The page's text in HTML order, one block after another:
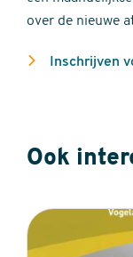
over de nieuwe
Inschrijven
Ook